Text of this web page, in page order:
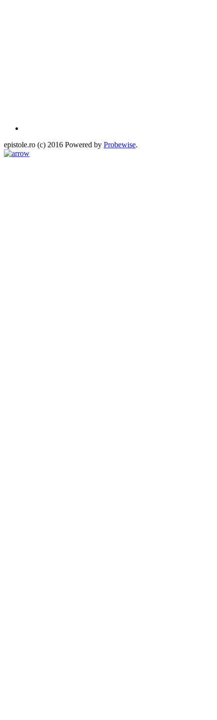
epistole.ro (c) 2016 Powered by Probewise.